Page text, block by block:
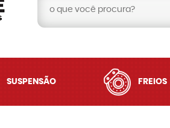
SUSPENSÃO FREIOS